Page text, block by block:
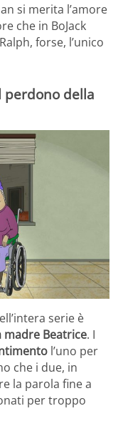
si merita l’amore
che in BoJack
forse, l’unico
perdono della
serie è
madre Beatrice. I
l’uno per
che i due, in
la parola fine a
per troppo